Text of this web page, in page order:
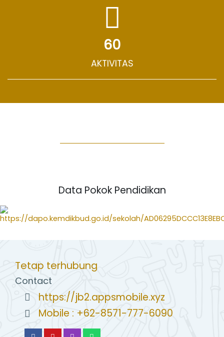
60
AKTIVITAS
Data Pokok Pendidikan
Tetap terhubung
Contact
https://jb2.appsmobile.xyz
Mobile : +62-8571-777-6090